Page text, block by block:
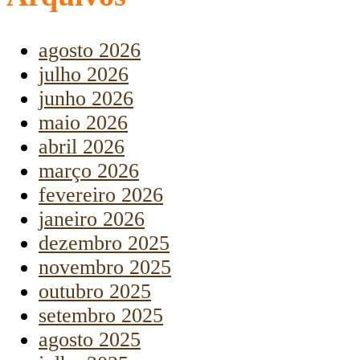
agosto 2026
julho 2026
junho 2026
maio 2026
abril 2026
março 2026
fevereiro 2026
janeiro 2026
dezembro 2025
novembro 2025
outubro 2025
setembro 2025
agosto 2025